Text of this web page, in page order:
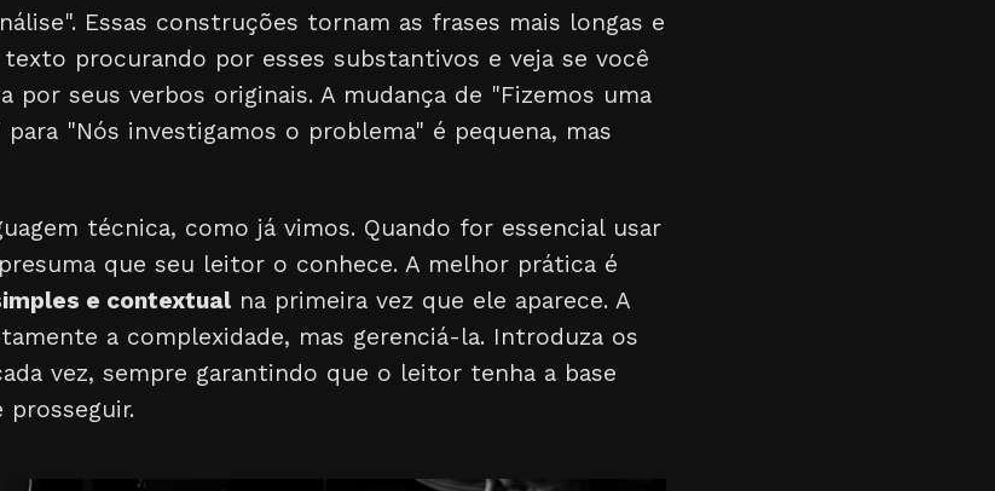
Essas construções tornam as frases mais longas e
texto procurando por esses substantivos e veja se você
seus verbos originais. A mudança de "Fizemos uma
"Nós investigamos o problema" é pequena, mas
técnica, como já vimos. Quando for essencial usar
que seu leitor o conhece. A melhor prática é
e contextual na primeira vez que ele aparece. A
a complexidade, mas gerenciá-la. Introduza os
vez, sempre garantindo que o leitor tenha a base